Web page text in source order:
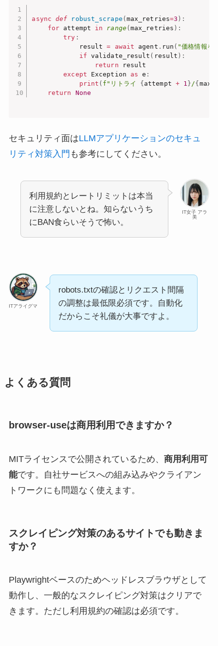
async def robust_scrape ( max_retries=3 ) :
for attempt in range( max_retries ) :
try :
            result
= await agent . run ( "価格情報を
if validate_result ( result ) :
return result
except Exception as e :
print ( f"リトライ { attempt + 1 } /{
return
None
セキュリティ面はLLMアプリケーションのセキュ
リティ対策入門 も参考にしてください。
IT女子 アラ
美
利用規約とレートリミットは本当
に注意しないとね。知らないうち
にBAN食らいそうで怖い。
ITアライグマ
robots.txtの確認とリクエスト間隔
の調整は最低限必須です。自動化
だからこそ礼儀が大事ですよ。
よくある質問
browser-useは商用利用できますか？
MITライセンスで公開されているため、 商用利用可
能です。自社サービスへの組み込みやクライアン
トワークにも問題なく使えます。
スクレイピング対策のあるサイトでも動きま
すか？
Playwrightベースのためヘッドレスブラウザとして
動作し、一般的なスクレイピング対策はクリアで
きます。ただし利用規約の確認は必須です。